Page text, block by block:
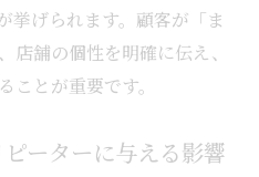
挙げられます。顧客が「ま
店舗の個性を明確に伝え、
ことが重要です。
ーターに与える影響